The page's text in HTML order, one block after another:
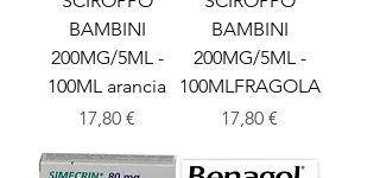
BAMBINI
200MG/5ML -
100ML arancia
Prezzo
17,80 €
BAMBINI
200MG/5ML -
100MLFRAGOLA
Prezzo
17,80 €